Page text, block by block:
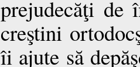
prejudecăţi de
creştini
îi ajute să